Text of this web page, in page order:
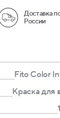
Доставка
России
Fito Color
Краска для